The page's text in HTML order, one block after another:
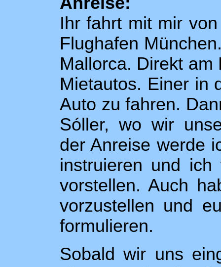
Ihr fahrt mit mir
Flughafen
Mallorca. Direkt
Mietautos. Einer in
Auto zu fahren.
Sóller, wo wir
der Anreise werde
instruieren und
vorstellen. Auch
vorzustellen und
formulieren.
Sobald wir uns